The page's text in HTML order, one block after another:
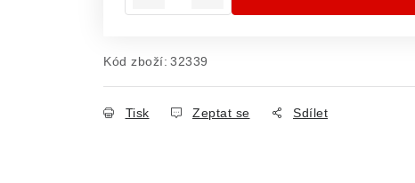
Kód zboží: 32339
Tisk Zeptat se Sdílet